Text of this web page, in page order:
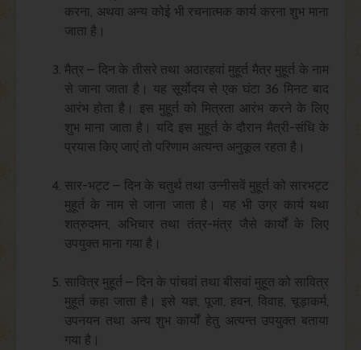
करना, अथवा अन्य कोई भी रचनात्मक कार्य करना शुभ माना
जाता है।
मैत्र – दिन के तीसरे तथा अठारहवां मुहूर्त मैत्र मुहूर्त के नाम
से जाना जाता है। यह सूर्योदय से एक घंटा 36 मिनट बाद
आरंभ होता है। इस मुहूर्त को मित्रता आरंभ करने के लिए
शुभ माना जाता है। यदि इस मुहूर्त के दौरान मैत्री-संधि के
प्रयास किए जाएं तो परिणाम अत्यन्त अनुकूल रहता है।
सार-भट्ट – दिन के चतुर्थ तथा उन्नीसवें मुहूर्त को सारभट्ट
मुहूर्त के नाम से जाना जाता है। यह भी उग्र कार्य यथा
शत्रुदमन, अभिचार तथा तंत्र-मंत्र जैसे कार्यों के लिए
उपयुक्त माना गया है।
सावित्र मुहूर्त – दिन के पांचवां तथा बीसवां मुहूत को सावित्र
मुहूर्त कहा जाता है। इसे यज्ञ, पूजा, हवन, विवाह, चूड़ाकर्म,
उपनयन तथा अन्य शुभ कार्यों हेतु अत्यन्त उपयुक्त बताया
गया है।